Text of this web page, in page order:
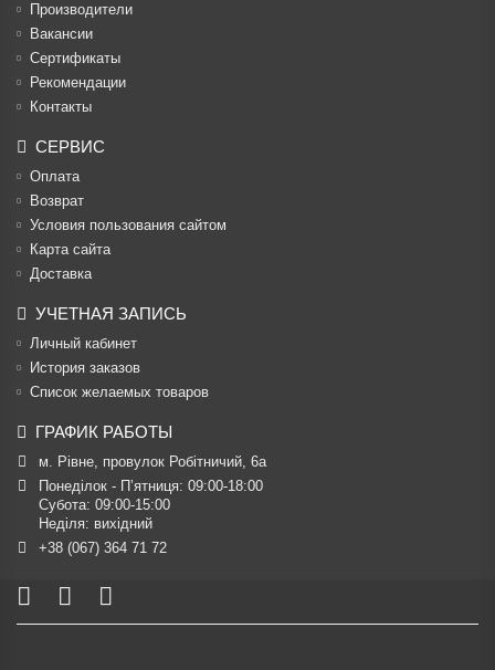
Производители
Вакансии
Cертификаты
Рекомендации
Контакты
СЕРВИС
Оплата
Возврат
Условия пользования сайтом
Карта сайта
Доставка
УЧЕТНАЯ ЗАПИСЬ
Личный кабинет
История заказов
Список желаемых товаров
ГРАФИК РАБОТЫ
м. Рівне, провулок Робітничий, 6а
Понеділок - П’ятниця: 09:00-18:00
Субота: 09:00-15:00
Неділя: вихідний
+38 (067) 364 71 72